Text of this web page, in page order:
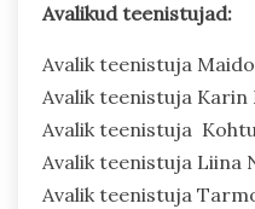
Avalikud teenistujad:
Avalik teenistuja
Avalik teenistuja
Avalik teenistuja
Avalik teenistuja Liina
Avalik teenistuja